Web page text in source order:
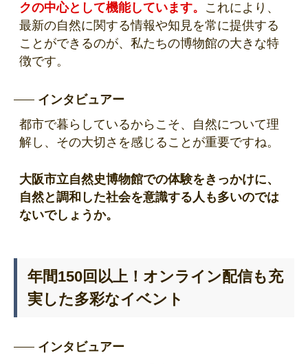
クの中心として機能しています。 これにより、
最新の自然に関する情報や知見を常に提供する
ことができるのが、私たちの博物館の大きな特
徴です。
インタビュアー
都市で暮らしているからこそ、自然について理
解し、その大切さを感じることが重要ですね。
大阪市立自然史博物館での体験をきっかけに、
自然と調和した社会を意識する人も多いのでは
ないでしょうか。
年間150回以上！オンライン配信も充
実した多彩なイベント
インタビュアー